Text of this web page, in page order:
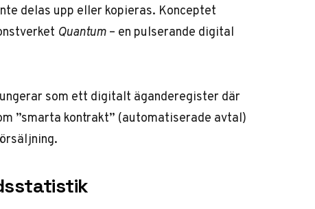
delas upp eller kopieras. Konceptet
Quantum– en pulserande digital
som ett digitalt äganderegister där
”smarta kontrakt” (automatiserade avtal)